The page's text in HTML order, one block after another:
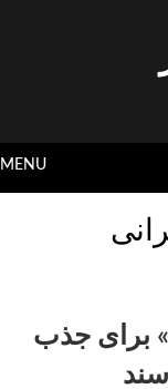
MENU
برای جذب